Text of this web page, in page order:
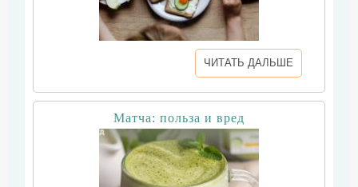
ЧИТАТЬ ДАЛЬШЕ
Матча: польза и вред